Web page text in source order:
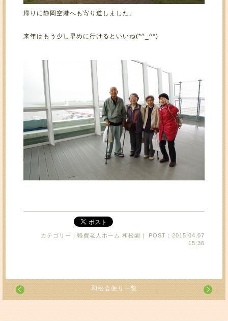
帰りに静岡空港へも寄り道しました。
来年はもう少し早めに行けるといいね(*^_^*)
カテゴリー：軽費老人ホーム 和松園｜ POST：2015.04.07
15:36
和松会便り一覧